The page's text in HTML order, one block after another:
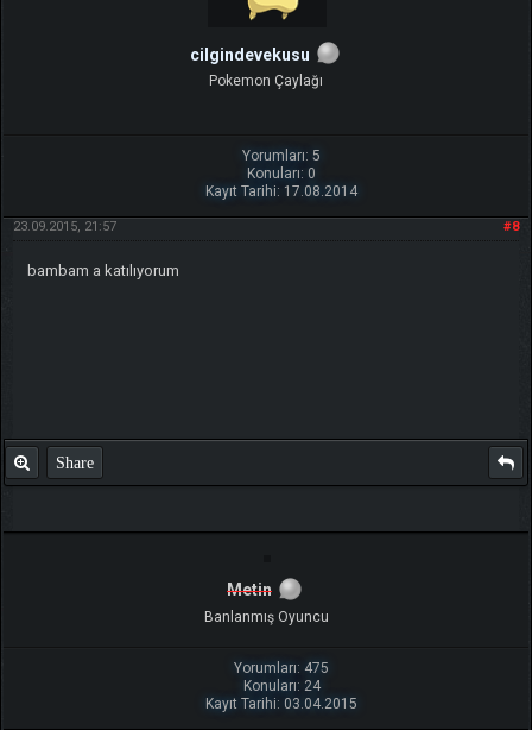
cilgindevekusu
Pokemon Çaylağı
Yorumları: 5
Konuları: 0
Kayıt Tarihi: 17.08.2014
#8
23.09.2015, 21:57
bambam a katılıyorum
Share
Metin
Banlanmış Oyuncu
Yorumları: 475
Konuları: 24
Kayıt Tarihi: 03.04.2015